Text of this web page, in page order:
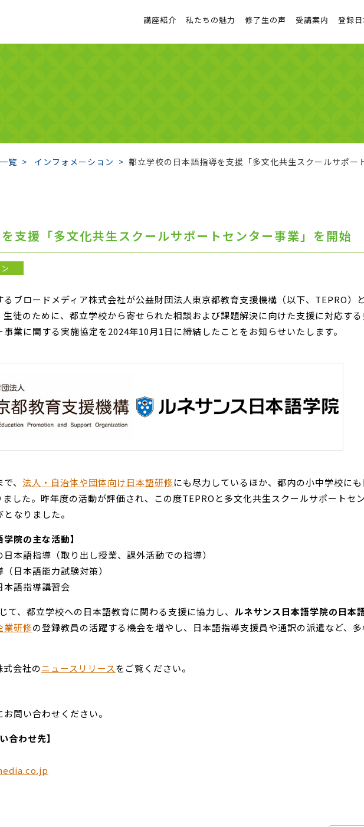
講座紹介 私たちの魅力 修了生の声 受講案内 登録
覧 インフォメーション 都立学校の日本語指導を支援「多文化共生スクールサポー
支援「多文化共生スクールサポートセンター事業」を開始
ブロードメディア株式会社が公益財団法人東京都教育支援機構（以下、TEPRO）
徒のために、都立学校から寄せられた相談および課題解決に向けた支援に対応する
業に関する実施協定を2024年10月1日に締結したことをお知らせいたします。
、 法人・自治体や団体向け日本語研修にも尽力しているほか、都内の小中学校に
した。昨年度の活動が評価され、この度TEPROと多文化共生スクールサポートセ
なりました。
院の主な活動】
本語指導（取り出し授業、課外活動での指導）
日本語能力試験対策）
本語指導講習会
て、都立学校への日本語教育に関わる支援に協力し、 ルネサンス日本語学院の日本
業研修の登録教員の活躍する機会を増やし、日本語指導支援員や通訳の派遣など、多
会社のニュースリリースをご覧ください。
問い合わせください。
合わせ先】